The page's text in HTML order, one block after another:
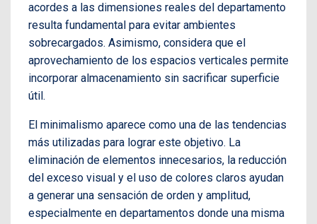
acordes a las dimensiones reales del departamento
resulta fundamental para evitar ambientes
sobrecargados. Asimismo, considera que el
aprovechamiento de los espacios verticales permite
incorporar almacenamiento sin sacrificar superficie
útil.
El minimalismo aparece como una de las tendencias
más utilizadas para lograr este objetivo. La
eliminación de elementos innecesarios, la reducción
del exceso visual y el uso de colores claros ayudan
a generar una sensación de orden y amplitud,
especialmente en departamentos donde una misma